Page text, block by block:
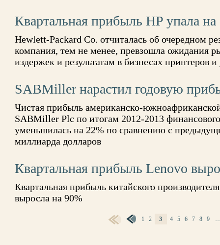
Квартальная прибыль HP упала на
Hewlett-Packard Co. отчиталась об очередном
компания, тем не менее, превзошла ожидания
издержек и результатам в бизнесах принтеров
SABMiller нарастил годовую
Чистая прибыль американско-
SABMiller Plc по итогам 2012-2013
уменьшилась на 22% по сравнению с
миллиарда долларов
Квартальная прибыль Lenovo
Квартальная прибыль китайского
выросла на 90%
1 2 3 4 5 6 7 8 9